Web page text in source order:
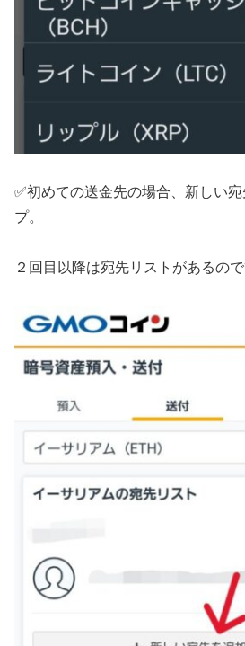
✅初めての送金先の場合、新しい
プ。
２回目以降は宛先リストがあるの